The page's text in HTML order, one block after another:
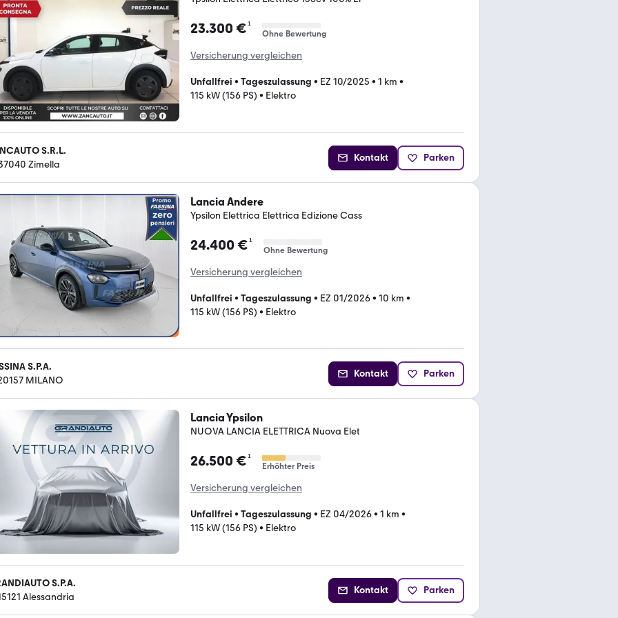
23.300 €¹
Ohne Bewertung
Versicherung vergleichen
Unfallfrei • Tageszulassung • EZ 10/2025 • 1 km •
115 kW (156 PS) • Elektro
S.R.L.
Zimella
Kontakt Parken
Lancia Andere
Ypsilon Elettrica Elettrica Edizione Cass
24.400 €¹
Ohne Bewertung
Versicherung vergleichen
Unfallfrei • Tageszulassung • EZ 01/2026• 10 km •
115 kW (156 PS) • Elektro
S.P.A.
MILANO
Kontakt Parken
Lancia Ypsilon
NUOVA LANCIA ELETTRICA Nuova Elet
26.500 €¹
Erhöhter Preis
Versicherung vergleichen
Unfallfrei • Tageszulassung • EZ 04/2026• 1 km •
115 kW (156 PS) • Elektro
S.P.A.
Alessandria
Kontakt Parken